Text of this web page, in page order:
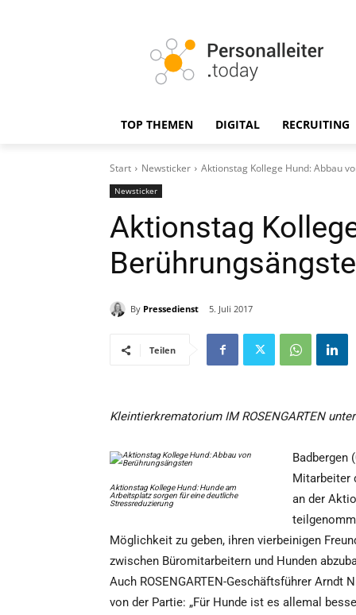
TOP THEMEN DIGITAL RECRUITING
Start Newsticker Aktionstag Kollege Hund: Abbau
Newsticker
Aktionstag
By Pressedienst 5. Juli 2017
Teilen
Kleintierkrematorium IM ROSENGARTEN
Aktionstag Kollege Hund: Hunde am
Arbeitsplatz sorgen für eine deutliche
Stressreduzierung
Badbergen
Mitarbeiter
an der
Möglichkeit zu geben, ihren vierbeinigen
zwischen Büromitarbeitern und Hunden
Auch ROSENGARTEN-Geschäftsführer
von der Partie: „Für Hunde ist es allemal